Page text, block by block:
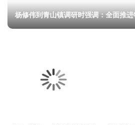
杨修伟调研重点企业和项目时强调：